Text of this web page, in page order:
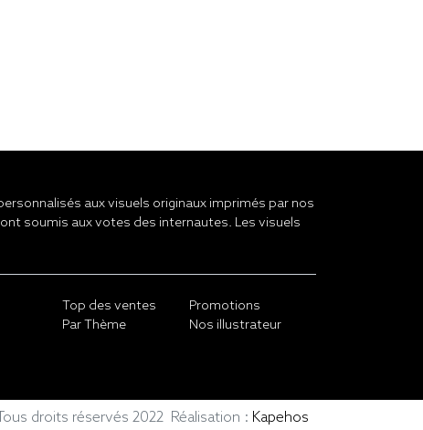
aux visuels originaux imprimés par nos
soumis aux votes des internautes. Les visuels
Top des ventes
Par Thème
Promotions
Nos illustrateur
droits réservés 2022 Réalisation : Kapehos